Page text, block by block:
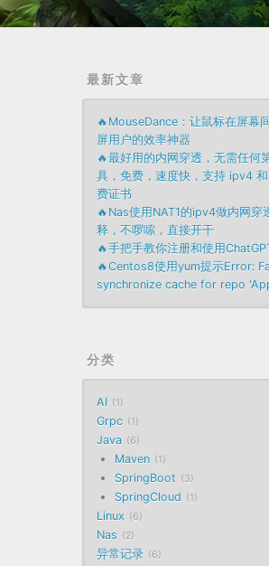
最新文章
🔥MouseDance：让鼠标在屏幕
屏用户的效率神器
🔥最好用的内网穿透，无需任何
具，免费，速度快，支持 ipv4
费证书
🔥Nas使用NAT1的ipv4做内网穿
释，不啰嗦，直接开干
🔥手把手教你注册和使用
🔥Centos8使用yum提示Error:
synchronize cache for repo
分类
AI 1
Grpc 1
Java 6
Maven 1
SpringBoot 3
SpringCloud 1
Linux 6
Nas 2
异常记录 6